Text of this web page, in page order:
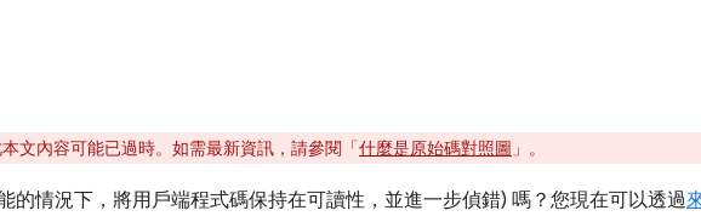
文內容可能已過時。如需最新資訊，請參閱「什麼是原始碼對照圖 」。
的情況下，將用戶端程式碼保持在可讀性，並進一步偵錯) 嗎？您現在可以透過